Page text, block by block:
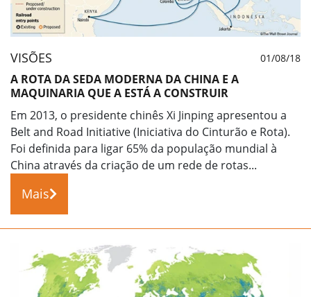
VISÕES 01/08/18
A ROTA DA SEDA MODERNA DA CHINA E A
MAQUINARIA QUE A ESTÁ A CONSTRUIR
Em 2013, o presidente chinês Xi Jinping apresentou a
Belt and Road Initiative (Iniciativa do Cinturão e Rota).
Foi definida para ligar 65% da população mundial à
China através da criação de um rede de rotas...
Mais